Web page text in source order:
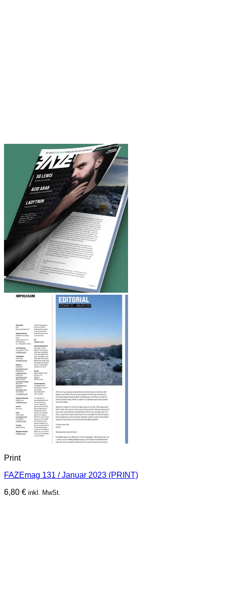
Print
FAZEmag 131 / Januar 2023 (PRINT)
6,80 € inkl. MwSt.